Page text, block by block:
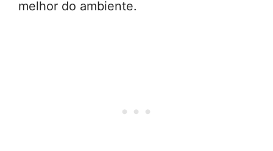
melhor do ambiente.